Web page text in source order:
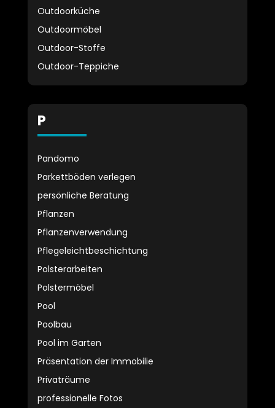
Outdoorküche
Outdoormöbel
Outdoor-Stoffe
Outdoor-Teppiche
P
Pandomo
Parkettböden verlegen
persönliche Beratung
Pflanzen
Pflanzenverwendung
Pflegeleichtbeschichtung
Polsterarbeiten
Polstermöbel
Pool
Poolbau
Pool im Garten
Präsentation der Immobilie
Privaträume
professionelle Fotos